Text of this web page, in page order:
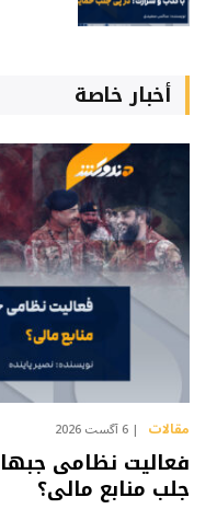
أخبار خاصة
مقالات 6 آگست 2026
فعالیت نظامی
جلب منابع مالی؟